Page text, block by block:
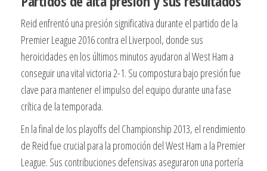
Reid enfrentó una presión significativa durante el partido de la
Premier League 2016 contra el Liverpool, donde sus
heroicidades en los últimos minutos ayudaron al West Ham a
conseguir una vital victoria 2-1. Su compostura bajo presión fue
clave para mantener el impulso del equipo durante una fase
crítica de la temporada.
En la final de los playoffs del Championship 2013, el rendimiento
de Reid fue crucial para la promoción del West Ham a la Premier
League. Sus contribuciones defensivas aseguraron una portería